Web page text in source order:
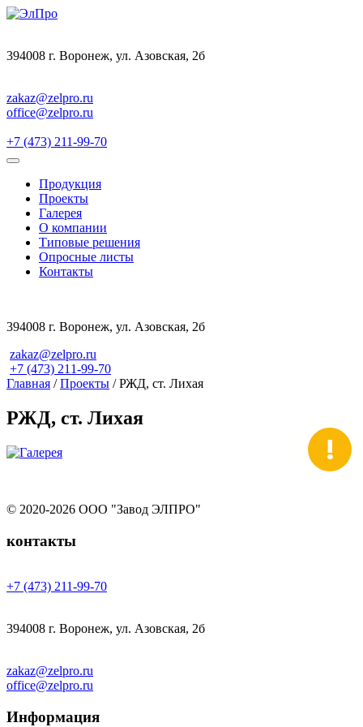
394008 г. Воронеж, ул. Азовская, 2б
zakaz@zelpro.ru
office@zelpro.ru
+7 (473) 211-99-70
Продукция
Проекты
Галерея
О компании
Типовые решения
Опросные листы
Контакты
394008 г. Воронеж, ул. Азовская, 2б
zakaz@zelpro.ru
+7 (473) 211-99-70
Главная /Проекты /РЖД, ст. Лихая
РЖД, ст. Лихая
© 2020-2026 ООО "Завод ЭЛПРО"
контакты
+7 (473) 211-99-70
394008 г. Воронеж, ул. Азовская, 2б
zakaz@zelpro.ru
office@zelpro.ru
Информация
!